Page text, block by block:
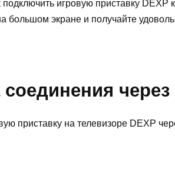
игровую приставку DEXP
большом экране и получайте
через
приставку на телевизоре DEXP